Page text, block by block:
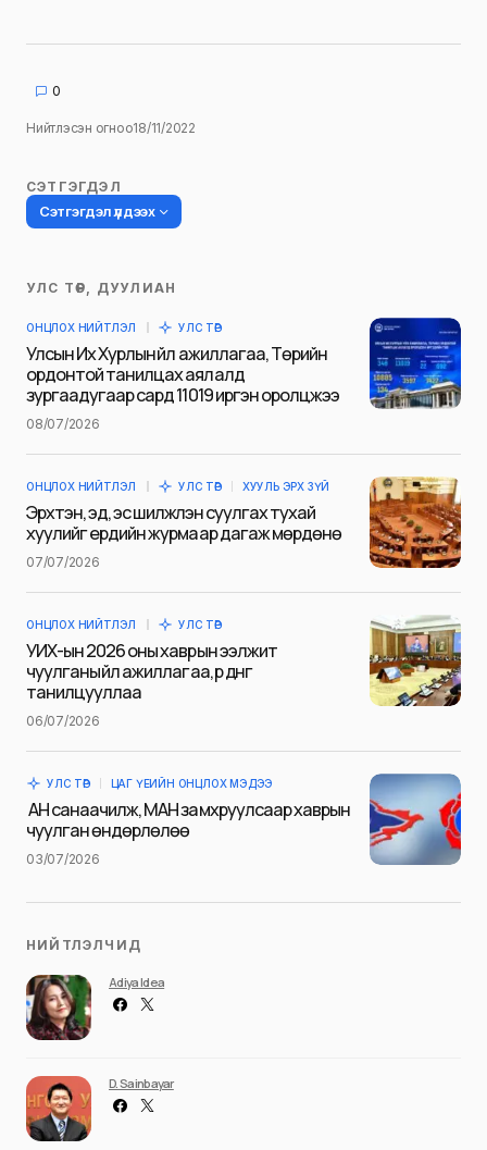
0
Нийтлэсэн огноо18/11/2022
СЭТГЭГДЭЛ
Сэтгэгдэл үлдээх
Таны имэйл хаягийг нийтлэхгүй.
тэмдэглэсэн
Сэтгэгдэл*
Name
time I comment.
Илгээх
УЛС ТӨР, ДУУЛИАН
ОНЦЛОХ НИЙТЛЭЛ УЛС ТӨР
Улсын Их Хурлын үйл ажиллагаа, Төрийн
ордонтой танилцах аялалд
зургаадугаар сард 11019 иргэн оролцжээ
08/07/2026
ОНЦЛОХ НИЙТЛЭЛ УЛС ТӨР ХУУЛЬ ЭРХ ЗҮЙ
Эрхтэн, эд, эс шилжүүлэн суулгах тухай
хуулийг ердийн журмаар дагаж мөрдөнө
07/07/2026
ОНЦЛОХ НИЙТЛЭЛ УЛС ТӨР
УИХ-ын 2026 оны хаврын ээлжит
чуулганы үйл ажиллагаа, үр дүнг
танилцууллаа
06/07/2026
УЛС ТӨР ЦАГ ҮЕИЙН ОНЦЛОХ МЭДЭЭ
АН санаачилж, МАН замхруулсаар хаврын
чуулган өндөрлөлөө
03/07/2026
НИЙТЛЭЛЧИД
Adiya Idea
D. Sainbayar